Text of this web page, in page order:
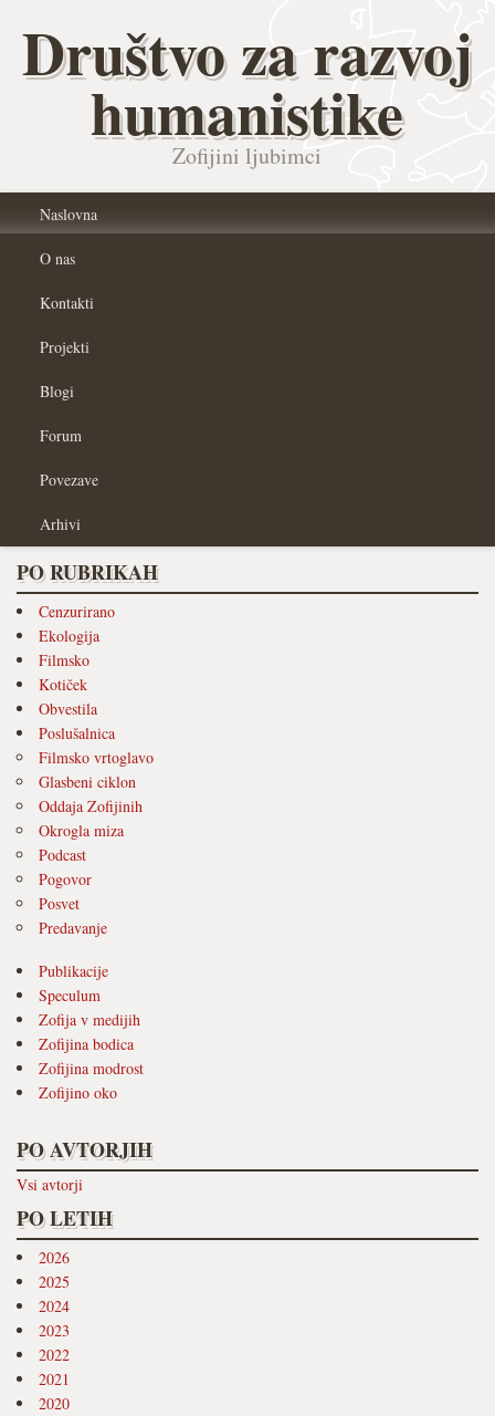
Društvo za razvoj
humanistike
Zofijini ljubimci
Naslovna
O nas
Kontakti
Projekti
Blogi
Forum
Povezave
Arhivi
PO RUBRIKAH
Cenzurirano
Ekologija
Filmsko
Kotiček
Obvestila
Poslušalnica
Filmsko vrtoglavo
Glasbeni ciklon
Oddaja Zofijinih
Okrogla miza
Podcast
Pogovor
Posvet
Predavanje
Publikacije
Speculum
Zofija v medijih
Zofijina bodica
Zofijina modrost
Zofijino oko
PO AVTORJIH
Vsi avtorji
PO LETIH
2026
2025
2024
2023
2022
2021
2020